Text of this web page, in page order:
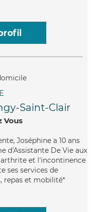
Saint-Clair
Vous
Joséphine a 10 ans
d'Assistante De Vie aux
et l'incontinence
ses services de
repas et mobilité*